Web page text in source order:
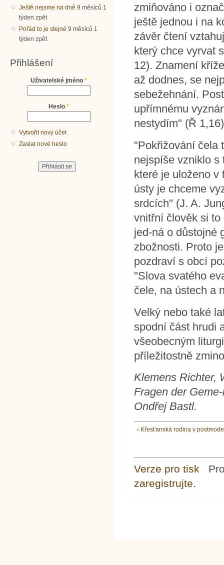
Ještě nejsme na dně 9 měsíců 1
týden zpět
Pořád to je stejné 9 měsíců 1
týden zpět
Přihlášení
Uživatelské jméno *
Heslo *
Vytvořit nový účet
Zaslat nové heslo
zmiňováno i
ještě jednou i na
závěr čtení
který chce vyrvat
12). Znamení
až dodnes, se
sebežehnání.
upřímnému
nestydím" (Ř
"Pokřižování čela
nejspíše vzniklo s
které je uloženo v
ústy je chceme
srdcích" (J. A.
vnitřní člověk si
jed-ná o důstojné
zbožnosti. Proto
pozdraví s obcí
"Slova svatého
čele, na ústech a
Velký nebo také
spodní část hrudi
všeobecným
příležitostně
Klemens Richter,
Fragen der
Ondřej Bastl.
‹ Křesťanská rodina v
Verze pro tisk
zaregistrujte.